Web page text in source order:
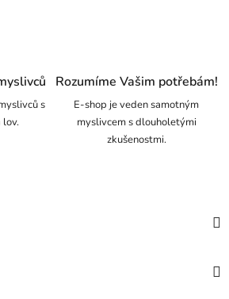
s
Rozumíme Vašim potřebám!
E-shop je veden samotným
myslivcem s dlouholetými
zkušenostmi.